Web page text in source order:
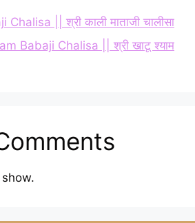
|| श्री काली माताजी चालीसा
Babaji Chalisa || श्री खाटू श्याम